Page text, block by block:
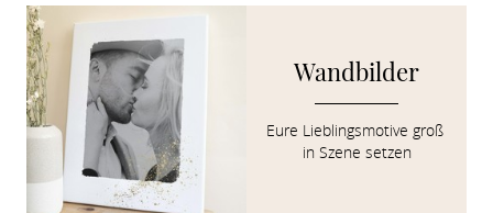
Wandbilder
Eure Lieblingsmotive groß
in Szene setzen